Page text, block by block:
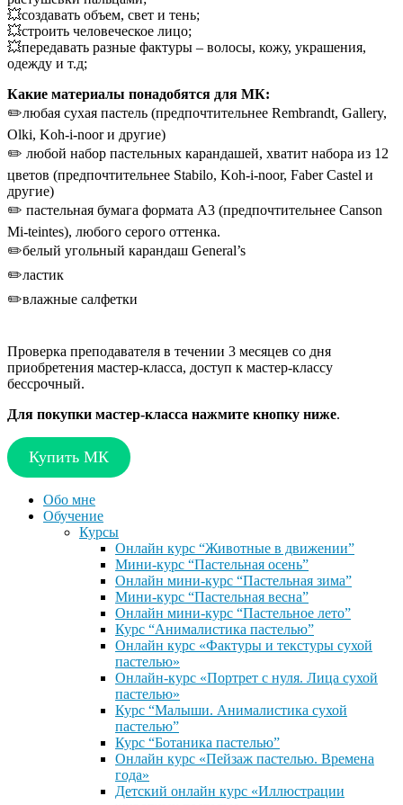
💥создавать объем, свет и тень;
💥строить человеческое лицо;
💥передавать разные фактуры – волосы, кожу, украшения,
одежду и т.д;
Какие материалы понадобятся для МК:
✏️любая сухая пастель (предпочтительнее Rembrandt, Gallery,
Olki, Koh-i-noor и другие)
✏️ любой набор пастельных карандашей, хватит набора из 12
цветов (предпочтительнее Stabilo, Koh-i-noor, Faber Castel и
другие)
✏️ пастельная бумага формата А3 (предпочтительнее Canson
Mi-teintes), любого серого оттенка.
✏️белый угольный карандаш General’s
✏️ластик
✏️влажные салфетки
Проверка преподавателя в течении 3 месяцев со дня
приобретения мастер-класса, доступ к мастер-классу
бессрочный.
Для покупки мастер-класса нажмите кнопку ниже.
Купить МК
Обо мне
Обучение
Курсы
Онлайн курс “Животные в движении”
Мини-курс “Пастельная осень”
Онлайн мини-курс “Пастельная зима”
Мини-курс “Пастельная весна”
Онлайн мини-курс “Пастельное лето”
Курс “Анималистика пастелью”
Онлайн курс «Фактуры и текстуры сухой
пастелью»
Онлайн-курс «Портрет с нуля. Лица сухой
пастелью»
Курс “Малыши. Анималистика сухой
пастелью”
Курс “Ботаника пастелью”
Онлайн курс «Пейзаж пастелью. Времена
года»
Детский онлайн курс «Иллюстрации